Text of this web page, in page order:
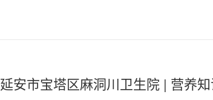
延安市宝塔区麻洞川卫生院 | 营养